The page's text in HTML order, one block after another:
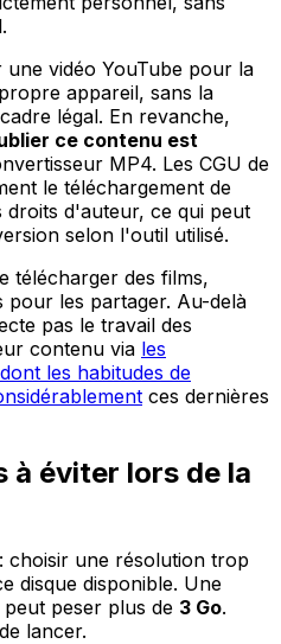
vidéo YouTube pour la
appareil, sans la
légal. En revanche,
ce contenu est
MP4. Les CGU de
le téléchargement de
d'auteur, ce qui peut
selon l'outil utilisé.
télécharger des films,
pour les partager. Au-delà
pas le travail des
contenu via les
les habitudes de
ces dernières
à éviter lors de la
choisir une résolution trop
disque disponible. Une
peser plus de 3 Go.
lancer.